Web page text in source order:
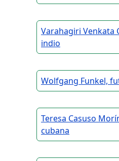
Varahagiri Venkata
indio
Wolfgang Funkel,
Teresa Casuso
cubana